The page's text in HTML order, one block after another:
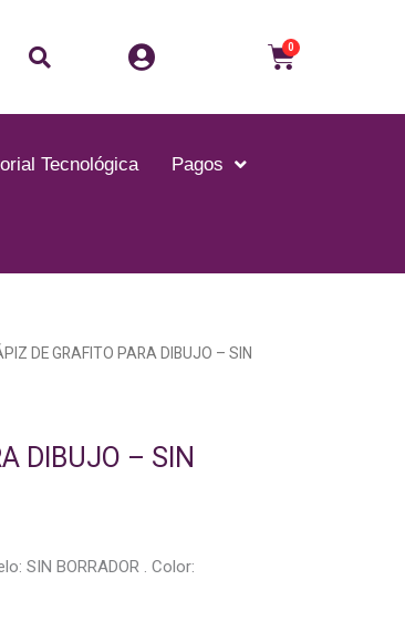
Buscar 0Carrito
Tecnológica Pagos
DE GRAFITO PARA DIBUJO – SIN
DIBUJO – SIN
SIN BORRADOR . Color: